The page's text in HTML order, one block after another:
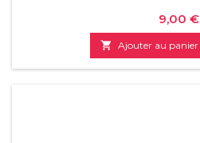
Prix
9,00 €
 Ajouter au panier